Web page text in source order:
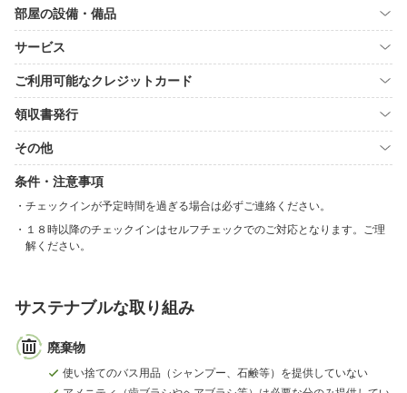
部屋の設備・備品
サービス
ご利用可能なクレジットカード
領収書発行
その他
条件・注意事項
チェックインが予定時間を過ぎる場合は必ずご連絡ください。
１８時以降のチェックインはセルフチェックでのご対応となります。ご理
解ください。
サステナブルな取り組み
廃棄物
使い捨てのバス用品（シャンプー、石鹸等）を提供していない